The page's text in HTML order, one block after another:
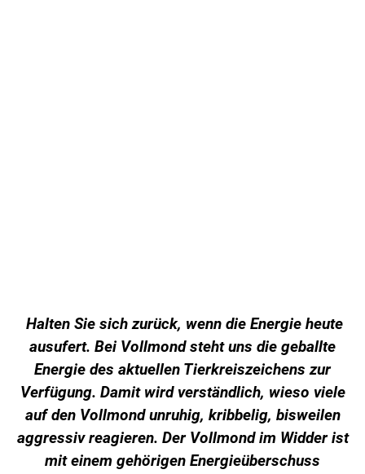
Halten Sie sich zurück, wenn die Energie heute
ausufert. Bei Vollmond steht uns die geballte
Energie des aktuellen Tierkreiszeichens zur
Verfügung. Damit wird verständlich, wieso viele
auf den Vollmond unruhig, kribbelig, bisweilen
aggressiv reagieren. Der Vollmond im Widder ist
mit einem gehörigen Energieüberschuss